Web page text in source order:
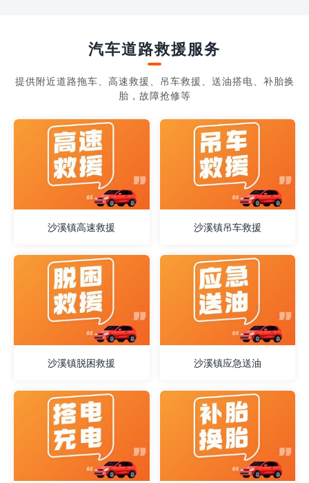
汽车道路救援服务
提供附近道路拖车、高速救援、吊车救援、送油搭电、补胎换
胎，故障抢修等
沙溪镇高速救援 沙溪镇吊车救援
沙溪镇脱困救援 沙溪镇应急送油